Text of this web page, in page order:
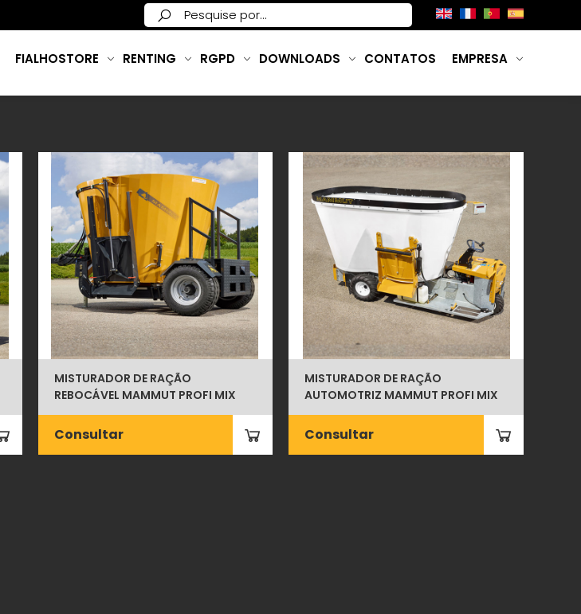
FIALHOSTORE RENTING RGPD DOWNLOADS CONTATOS EMPRESA
MISTURADOR DE RAÇÃO
REBOCÁVEL MAMMUT PROFI MIX
Consultar
MISTURADOR DE RAÇÃO
AUTOMOTRIZ MAMMUT PROFI MIX
Consultar